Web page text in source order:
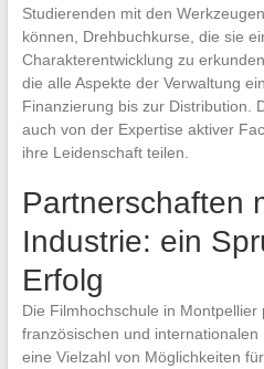
Studierenden mit den
können, Drehbuchkurse, die sie
Charakterentwicklung zu
die alle Aspekte der Verwaltung
Finanzierung bis zur Distribution.
auch von der Expertise aktiver
ihre Leidenschaft teilen.
Partnerschaften
Industrie: ein
Erfolg
Die Filmhochschule in
französischen und
eine Vielzahl von Möglichkeiten